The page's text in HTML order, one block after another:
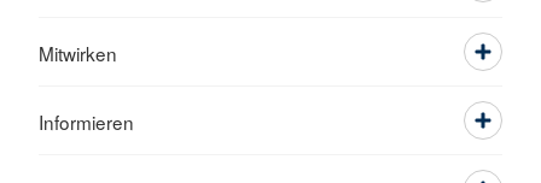
Mitwirken
Informieren